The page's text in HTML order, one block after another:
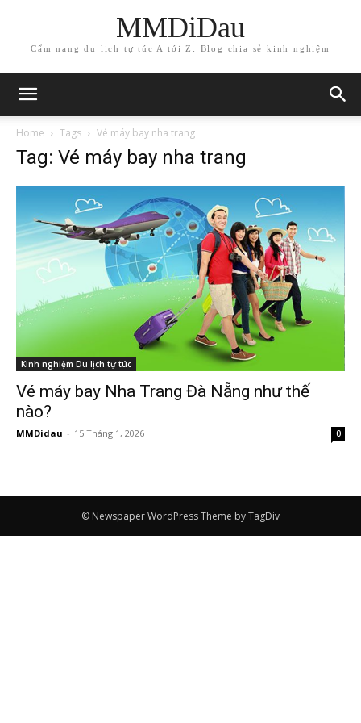
MMDiDau
Cẩm nang du lịch tự túc A tới Z: Blog chia sẻ kinh nghiệm
Home Tags Vé máy bay nha trang
Tag: Vé máy bay nha trang
Kinh nghiệm Du lịch tự túc
Vé máy bay Nha Trang Đà Nẵng như thế
nào?
MMDidau - 15 Tháng 1, 2026 0
© Newspaper WordPress Theme by TagDiv